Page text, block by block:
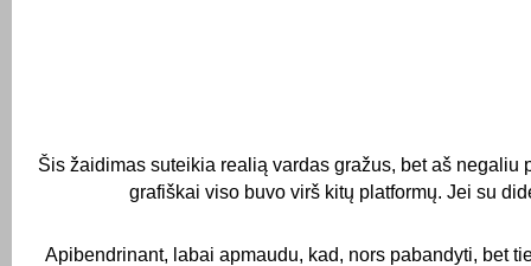
Šis žaidimas suteikia realią vardas gražus, bet aš negaliu
grafiškai viso buvo virš kitų platformų. Jei su
Apibendrinant, labai apmaudu, kad, nors pabandyti, bet